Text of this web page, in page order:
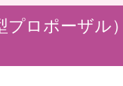
プロポーザ